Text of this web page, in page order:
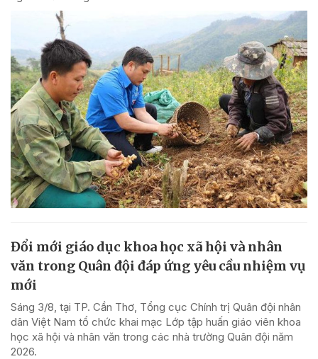
Đổi mới giáo dục khoa học xã hội và nhân
văn trong Quân đội đáp ứng yêu cầu nhiệm vụ
mới
Sáng 3/8, tại TP. Cần Thơ, Tổng cục Chính trị Quân đội nhân
dân Việt Nam tổ chức khai mạc Lớp tập huấn giáo viên khoa
học xã hội và nhân văn trong các nhà trường Quân đội năm
2026.